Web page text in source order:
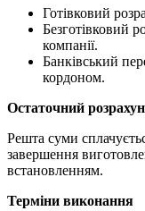
Готівковий
Безготівковий
компанії.
Банківський
кордоном.
Остаточний
Решта суми
завершення
встановленням.
Терміни виконання